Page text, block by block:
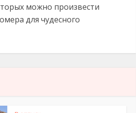
можно произвести
для чудесного